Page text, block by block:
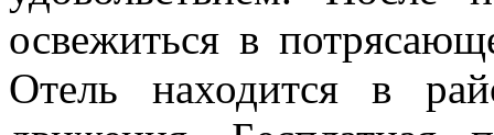
освежиться в
Отель находится в